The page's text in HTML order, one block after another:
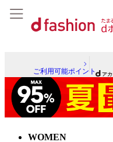
ご利用可能ポイント
WOMEN